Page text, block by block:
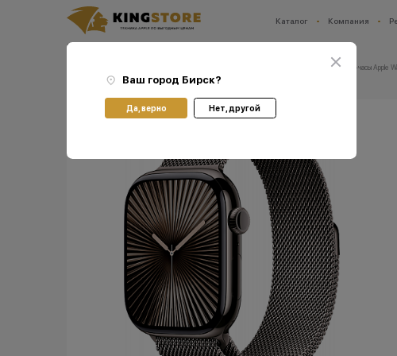
Каталог Компания
Ваш город:
Ваш город Бирск?
Да, верно Нет, другой
Смарт-часы Apple